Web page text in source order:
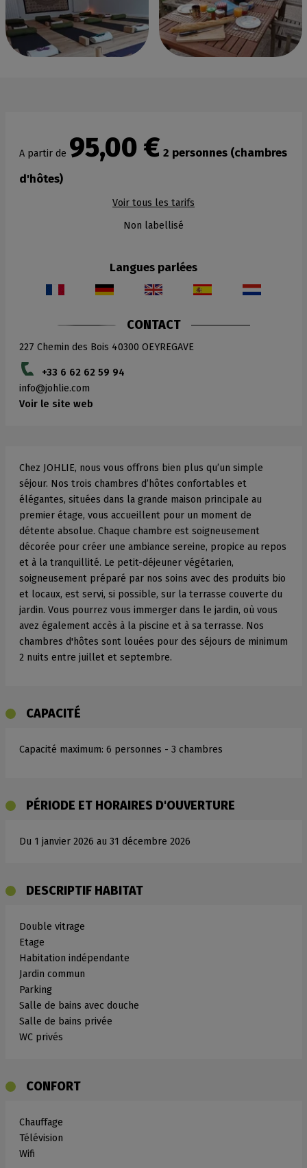
A partir de 95,00 € 2 personnes (chambres
d'hôtes)
Voir tous les tarifs
Non labellisé
Langues parlées
CONTACT
227 Chemin des Bois 40300 OEYREGAVE
+33 6 62 62 59 94
info
johlie.com
Voir le site web
Chez JOHLIE, nous vous offrons bien plus qu’un simple
séjour. Nos trois chambres d’hôtes confortables et
élégantes, situées dans la grande maison principale au
premier étage, vous accueillent pour un moment de
détente absolue. Chaque chambre est soigneusement
décorée pour créer une ambiance sereine, propice au repos
et à la tranquillité. Le petit-déjeuner végétarien,
soigneusement préparé par nos soins avec des produits bio
et locaux, est servi, si possible, sur la terrasse couverte du
jardin. Vous pourrez vous immerger dans le jardin, où vous
avez également accès à la piscine et à sa terrasse. Nos
chambres d'hôtes sont louées pour des séjours de minimum
2 nuits entre juillet et septembre.
CAPACITÉ
Capacité maximum: 6 personnes - 3 chambres
PÉRIODE ET HORAIRES D'OUVERTURE
Du 1 janvier 2026 au 31 décembre 2026
DESCRIPTIF HABITAT
Double vitrage
Etage
Habitation indépendante
Jardin commun
Parking
Salle de bains avec douche
Salle de bains privée
WC privés
CONFORT
Chauffage
Télévision
Wifi